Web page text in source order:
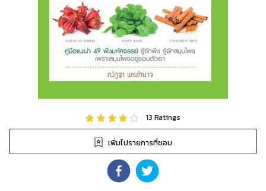
13 Ratings
เพิ่มไปรายการที่ชอบ